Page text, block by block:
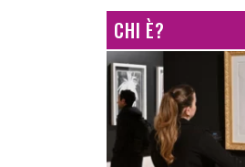
CHI È?